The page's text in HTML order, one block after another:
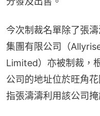
今次制裁名單除了張
集團有限公司（
Limited）亦被制裁，
公司的地址位於旺角
指張濤濤利用該公司掩